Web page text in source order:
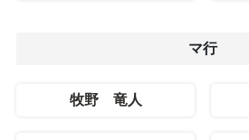
マ行
牧野 竜人